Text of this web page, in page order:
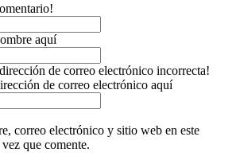
aquí
de correo electrónico incorrecta!
de correo electrónico aquí
correo electrónico y sitio web en este
que comente.